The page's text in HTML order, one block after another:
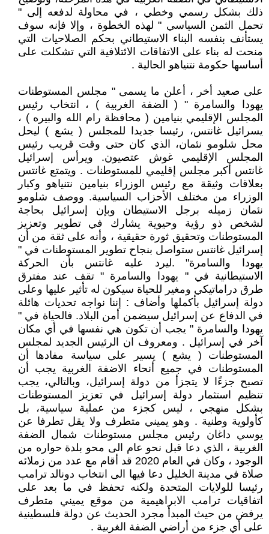
ذلك بشكل رسمي وخطي ، في محاولة لدفعه إلى "
تحمل الثمن السياسي " لهذه الخطوة ، وإلا فإنه سوف
يستأنف بنفسه البناء الاستيطاني بحكم الصلاحيات التي
منحت له بناء على الاتفاقات الائتلافية التي تشكلت على
أساسها حكومة نتنياهو الحالية .
على صعيد أخر ، أعلن ما يسمى " مجلس المستوطنات
يهودا والسامرة " ( الضفة الغربية ) ، انتخاب رئيس
المجلس الإقليمي بنيامين ( محافظة رام الله والبيره ) ،
يسرائيل غانتس، رئيسا جديدا للمجلس ( يشع ) ليحل
محل شلومو نئمان، الذي كان حتى وقت قريب رئيس
المجلس الإقليمي غوش عتصيون. ويرأس إسرائيل
غانتس أكبر مجلس إقليمي للمستوطنات . ويتمتع غانتس
بعلاقات وثيقة مع رئيس الوزراء بنيامين نتنياهو وكبار
الوزراء من مختلف الأحزاب السياسية. ووصف شلومو
نئمان زميله برجل الاستيطان وبإن إسرائيل بحاجة
لشخص ذو رؤية وحيوية يشارك في تطوير وتعزيز
المستوطنات وتحقيق ثورة حقيقية ، وأنه على ثقة من أن
إسرائيل غانتس ستواصل بنجاح تطوير المستوطنات في "
يهودا والسامرة" .ليرد عليه غانتس بأن الحركة
الاستيطانية في " يهودا والسامرة " تقف عند مفترق
طرق دراماتيكي ومغير للحياة سيكون له تأثير عليها وعلى
دولة إسرائيل بأكملها وأضاف : إننا نواجه تحديات هائلة
في الدفاع عن إسرائيل سيضمن أمن البلاد. فالحياة في "
يهودا والسامرة " يجب أن تكون هي نفسها في أي مكان
آخر في إسرائيل . ومعروف ان الرئيس الجديد لمجلس
المستوطنات ( يشع ) يسير على سياسة مفادها أن
المستوطنات في جميع أنحاء الاضفة الغربية يجب أن
تصبح جزءًا لا يتجزأ من دولة إسرائيل، وبالتالي، يجب
تنظيم استثمار دولة إسرائيل في تعزيز المستوطنات
بشكل منهجي ، ليس كجزء من عملية سياسية، بل
كأولوية وطنية . وهو يميني متطرف ولا يقل تطرفا عن
يوسي داغان رئيس مجلس مستوطنات شمال الضفة
الغربية ، الذي دعا قبل نحو عام الى محو بلدة حواره من
الوجود ، وكان في العام 2020 قد أقام مع عدد من زملائه
صلاة في مدينة الخليل دعا فيها الى انتخاب دونالد ترامب
رئيسا للولايات المتحدة ولكنه تحفظ في ما بعد على
اتفاقيات ترامب الابراهيمية من موقع يميني متطرف
يرفض من حيث المبدأ مجرد الحديث عن دولة فلسطينية
على أي جزء من أراضي الضفة الغربية .